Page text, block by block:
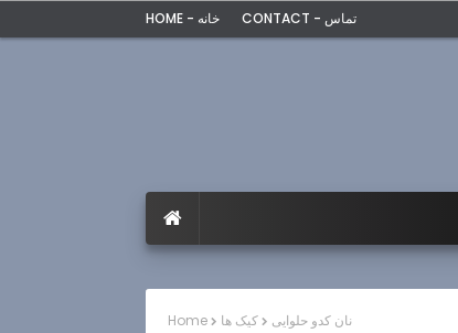
HOME - خانه CONTACT - تماس
Home کیک ها نان کدو حلوایی